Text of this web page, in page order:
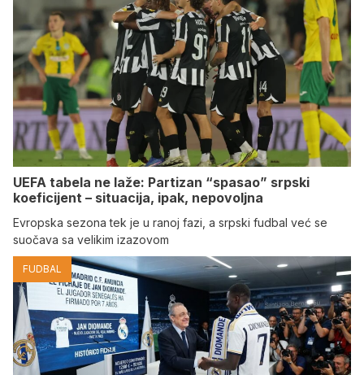
UEFA tabela ne laže: Partizan “spasao” srpski
koeficijent – situacija, ipak, nepovoljna
Evropska sezona tek je u ranoj fazi, a srpski fudbal već se
suočava sa velikim izazovom
FUDBAL